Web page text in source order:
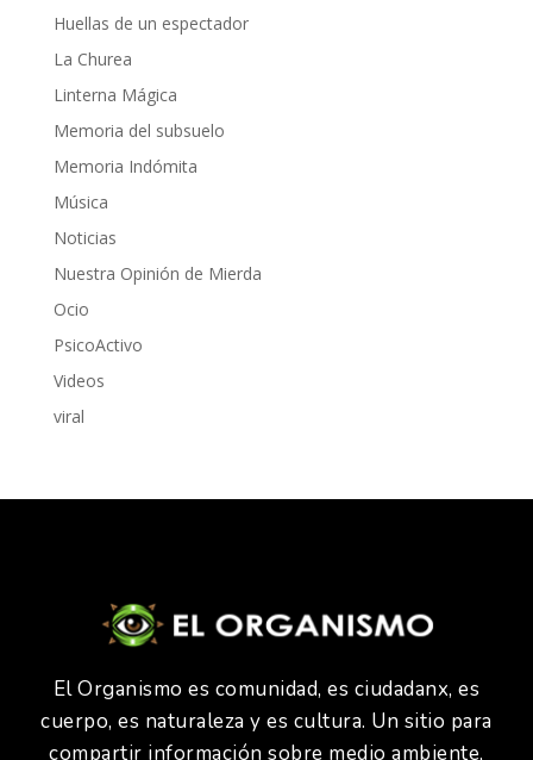
Huellas de un espectador
La Churea
Linterna Mágica
Memoria del subsuelo
Memoria Indómita
Música
Noticias
Nuestra Opinión de Mierda
Ocio
PsicoActivo
Videos
viral
El Organismo es comunidad, es ciudadanx, es
cuerpo, es naturaleza y es cultura. Un sitio para
compartir información sobre medio ambiente,